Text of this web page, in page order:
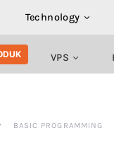
Technology
VPS
BASIC PROGRAMMING